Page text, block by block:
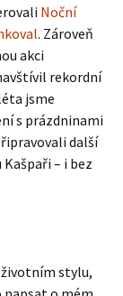
Noční
. Zároveň
akci
rekordní
jsme
s prázdninami
další
– i bez
stylu,